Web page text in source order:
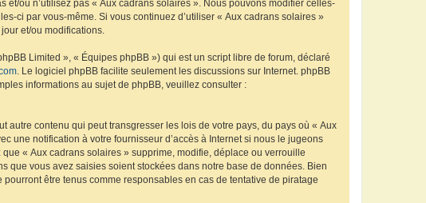
et/ou n’utilisez pas « Aux cadrans solaires ». Nous pouvons modifier celles-
ci par vous-même. Si vous continuez d’utiliser « Aux cadrans solaires »
et/ou modifications.
Limited », « Équipes phpBB ») qui est un script libre de forum, déclaré
. Le logiciel phpBB facilite seulement les discussions sur Internet. phpBB
informations au sujet de phpBB, veuillez consulter :
contenu qui peut transgresser les lois de votre pays, du pays où « Aux
une notification à votre fournisseur d’accès à Internet si nous le jugeons
« Aux cadrans solaires » supprime, modifie, déplace ou verrouille
que vous avez saisies soient stockées dans notre base de données. Bien
être tenus comme responsables en cas de tentative de piratage